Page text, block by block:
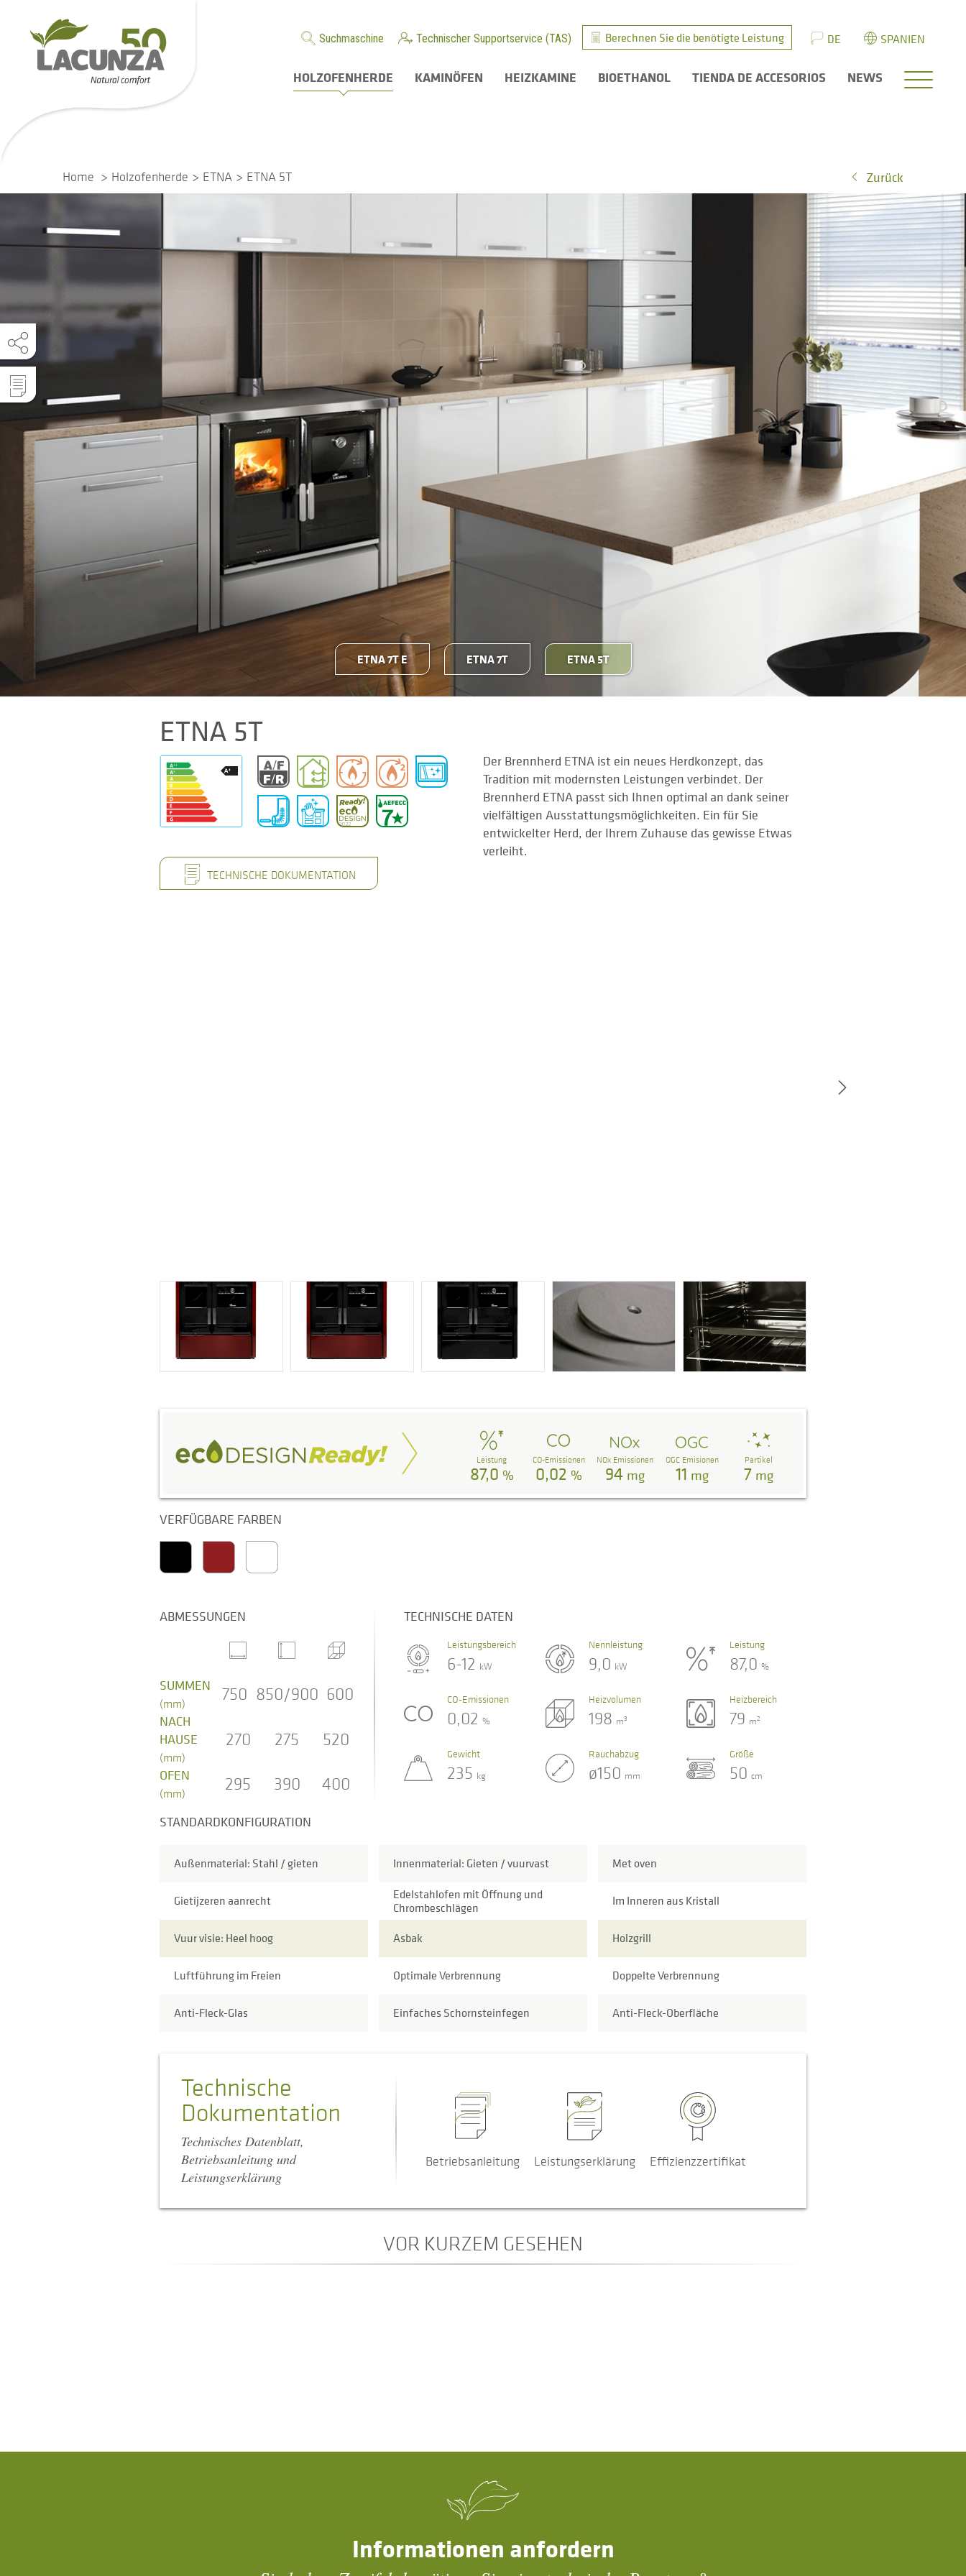
Suchmaschine Technischer Supportservice (TAS) Berechnen Sie die benötigte Leistung DE SPANIEN
HOLZOFENHERDE KAMINÖFEN HEIZKAMINE BIOETHANOL TIENDA DE ACCESORIOS NEWS
Home Holzofenherde ETNA ETNA 5T Zurück
ETNA 7T E ETNA 7T ETNA 5T
ETNA 5T
Der Brennherd ETNA ist ein neues Herdkonzept, das
Tradition mit modernsten Leistungen verbindet. Der
Brennherd ETNA passt sich Ihnen optimal an dank seiner
vielfältigen Ausstattungsmöglichkeiten. Ein für Sie
entwickelter Herd, der Ihrem Zuhause das gewisse Etwas
verleiht.
TECHNISCHE DOKUMENTATION
Leistung
87,0 %
CO-Emissionen
0,02 %
NOx Emissionen
94 mg
OGC Emisionen
11 mg
Partikel
7 mg
VERFÜGBARE FARBEN
ABMESSUNGEN
SUMMEN
(mm) 750 850/900 600
NACH
HAUSE
(mm)
270 275 520
OFEN
(mm) 295 390 400
TECHNISCHE DATEN
Leistungsbereich
6-12 kW
Nennleistung
9,0 kW
Leistung
87,0%
CO-Emissionen
0,02 %
Heizvolumen
198 m3
Heizbereich
79 m2
Gewicht
235 kg
Rauchabzug
ø150 mm
Größe
50cm
STANDARDKONFIGURATION
Außenmaterial: Stahl / gieten Innenmaterial: Gieten / vuurvast Met oven
Gietijzeren aanrecht
Edelstahlofen mit Öffnung und
Chrombeschlägen
Im Inneren aus Kristall
Vuur visie: Heel hoog Asbak Holzgrill
Luftführung im Freien Optimale Verbrennung Doppelte Verbrennung
Anti-Fleck-Glas Einfaches Schornsteinfegen Anti-Fleck-Oberfläche
Technische
Dokumentation
Technisches Datenblatt,
Betriebsanleitung und
Leistungserklärung
Betriebsanleitung Leistungserklärung Effizienzzertifikat
VOR KURZEM GESEHEN
Informationen anfordern